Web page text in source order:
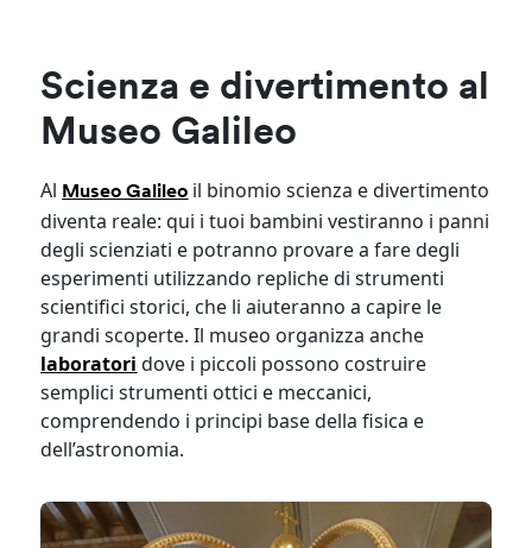
Scienza e divertimento al
Museo Galileo
Al Museo Galileo il binomio scienza e divertimento
diventa reale: qui i tuoi bambini vestiranno i panni
degli scienziati e potranno provare a fare degli
esperimenti utilizzando repliche di strumenti
scientifici storici, che li aiuteranno a capire le
grandi scoperte. Il museo organizza anche
laboratori dove i piccoli possono costruire
semplici strumenti ottici e meccanici,
comprendendo i principi base della fisica e
dell’astronomia.